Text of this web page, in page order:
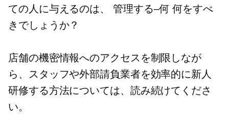
ての人に与えるのは、 管理する–何 何をすべ
きでしょうか？
店舗の機密情報へのアクセスを制限しなが
ら、スタッフや外部請負業者を効率的に新人
研修する方法については、読み続けてくださ
い。